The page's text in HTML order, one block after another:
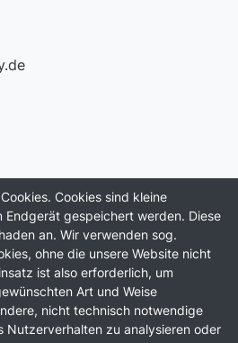
Cookies sind kleine
Endgerät gespeichert werden. Diese
an. Wir verwenden sog.
ohne die unsere Website nicht
ist also erforderlich, um
Art und Weise
nicht technisch notwendige
Nutzerverhalten zu analysieren oder